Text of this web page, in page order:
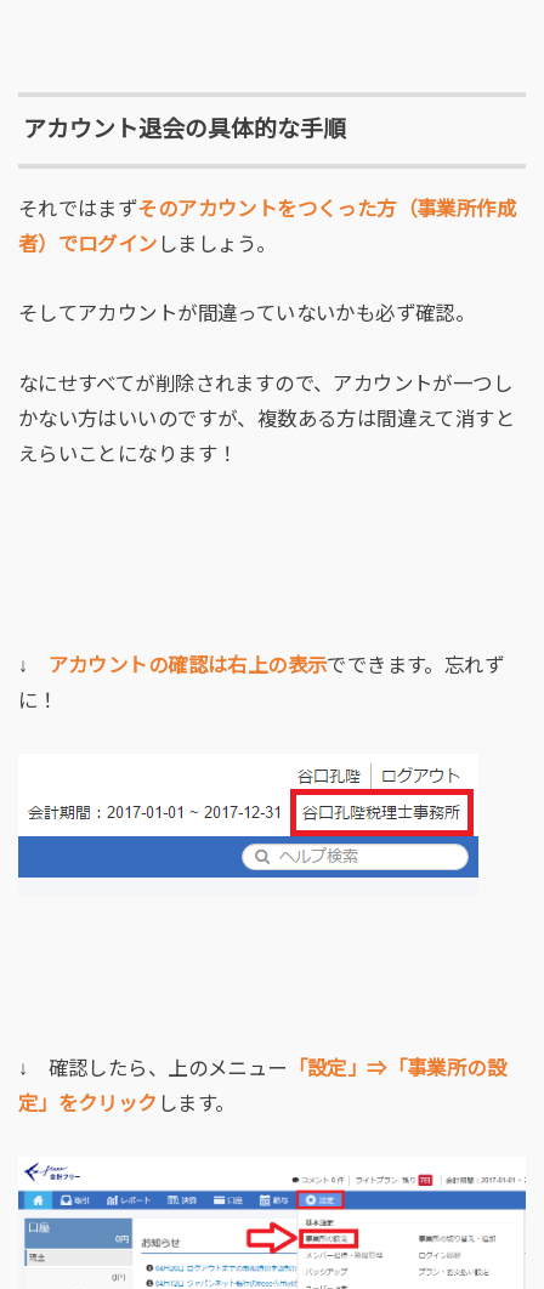
アカウント退会の具体的な手順
それではまずそのアカウントをつくった方（事業所作成
者）でログイン しましょう。
そしてアカウントが間違っていないかも必ず確認。
なにせすべてが削除されますので、アカウントが一つし
かない方はいいのですが、複数ある方は間違えて消すと
えらいことになります！
↓ アカウントの確認は右上の表示でできます。忘れず
に！
↓ 確認したら、上のメニュー 「設定」⇒「事業所の設
定」をクリック します。